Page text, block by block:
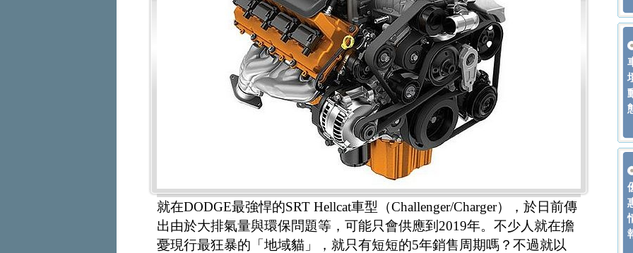
就在DODGE最強悍的SRT Hellcat車型（Challenger/Charger），於日前傳
出由於大排氣量與環保問題等，可能只會供應到2019年。不少人就在擔
憂現行最狂暴的「地域貓」，就只有短短的5年銷售周期嗎？不過就以